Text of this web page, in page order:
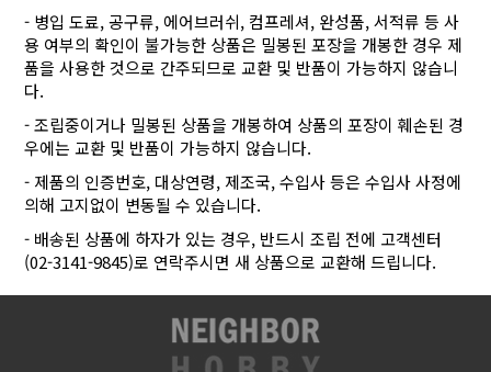
- 병입 도료, 공구류, 에어브러쉬, 컴프레셔, 완성품, 서적류 등 사
용 여부의 확인이 불가능한 상품은 밀봉된 포장을 개봉한 경우 제
품을 사용한 것으로 간주되므로 교환 및 반품이 가능하지 않습니
다.
- 조립중이거나 밀봉된 상품을 개봉하여 상품의 포장이 훼손된 경
우에는 교환 및 반품이 가능하지 않습니다.
- 제품의 인증번호, 대상연령, 제조국, 수입사 등은 수입사 사정에
의해 고지없이 변동될 수 있습니다.
- 배송된 상품에 하자가 있는 경우, 반드시 조립 전에 고객센터
(02-3141-9845)로 연락주시면 새 상품으로 교환해 드립니다.